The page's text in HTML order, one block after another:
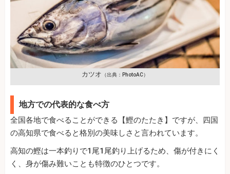
カツオ （出典：PhotoAC）
地方での代表的な食べ方
全国各地で食べることができる【鰹のたたき】ですが、四国
の高知県で食べると格別の美味しさと言われています。
高知の鰹は一本釣りで1尾1尾釣り上げるため、傷が付きにく
く、身が傷み難いことも特徴のひとつです。